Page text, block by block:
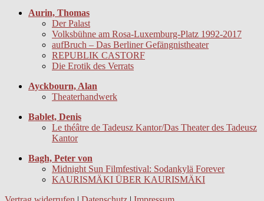
Aurin, Thomas
Der Palast
Volksbühne am Rosa-Luxemburg-Platz 1992-2017
aufBruch – Das Berliner Gefängnistheater
REPUBLIK CASTORF
Die Erotik des Verrats
Ayckbourn, Alan
Theaterhandwerk
Bablet, Denis
Le théâtre de Tadeusz Kantor/Das Theater des Tadeusz
Kantor
Bagh, Peter von
Midnight Sun Filmfestival: Sodankylä Forever
KAURISMÄKI ÜBER KAURISMÄKI